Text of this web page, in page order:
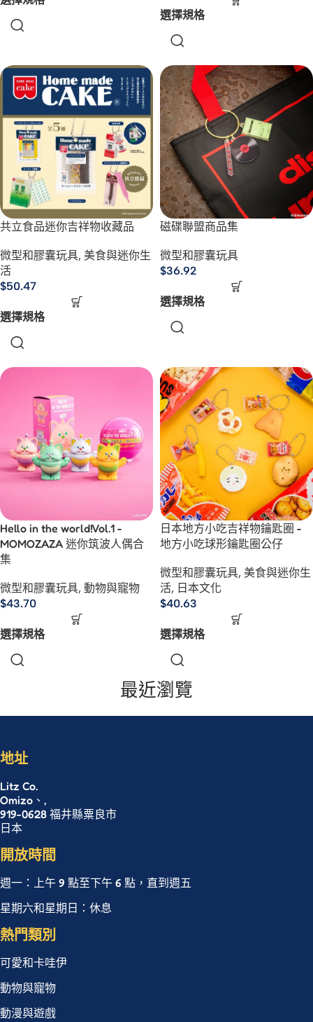
選擇規格
共立食品迷你吉祥物收藏品
微型和膠囊玩具, 美食與迷你生
活
$50.47
選擇規格
磁碟聯盟商品集
微型和膠囊玩具
$36.92
選擇規格
Hello in the world!Vol.1 -
MOMOZAZA 迷你筑波人偶合
集
微型和膠囊玩具, 動物與寵物
$43.70
選擇規格
日本地方小吃吉祥物鑰匙圈 -
地方小吃球形鑰匙圈公仔
微型和膠囊玩具, 美食與迷你生
活, 日本文化
$40.63
選擇規格
最近瀏覽
地址
Litz Co.
Omizo、,
919-0628 福井縣粟良市
日本
開放時間
週一：上午 9 點至下午 6 點，直到週五
星期六和星期日：休息
熱門類別
可愛和卡哇伊
動物與寵物
動漫與遊戲